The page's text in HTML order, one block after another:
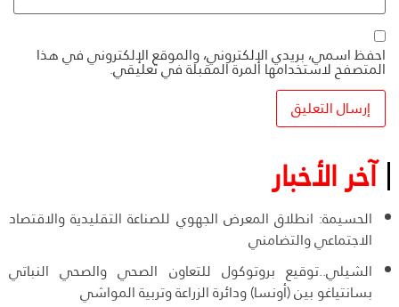
احفظ اسمي، بريدي الإلكتروني، والموقع الإلكتروني في هذا
المتصفح لاستخدامها المرة المقبلة في تعليقي.
آخر الأخبار
الحسيمة: انطلاق المعرض الجهوي للصناعة التقليدية والاقتصاد
الاجتماعي والتضامني
الشيلي..توقيع بروتوكول للتعاون الصحي والصحي النباتي
بسانتياغو بين (أونسا) ودائرة الزراعة وتربية المواشي